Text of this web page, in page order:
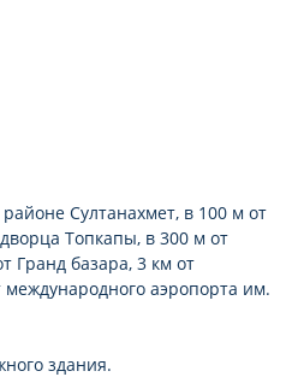
Султанахмет, в 100 м от
Топкапы, в 300 м от
Гранд базара, 3 км от
аэропорта им.
здания.